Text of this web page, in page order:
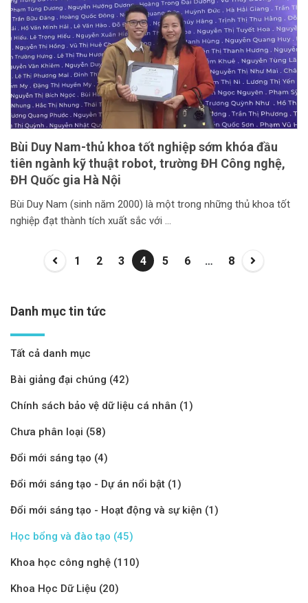
Bùi Duy Nam-thủ khoa tốt nghiệp sớm khóa đầu
tiên ngành kỹ thuật robot, trường ĐH Công nghệ,
ĐH Quốc gia Hà Nội
Bùi Duy Nam (sinh năm 2000) là một trong những thủ khoa tốt
nghiệp đạt thành tích xuất sắc với
1 2 3 4 5 6 … 8
Danh mục tin tức
Tất cả danh mục
Bài giảng đại chúng (42)
Chính sách bảo vệ dữ liệu cá nhân (1)
Chưa phân loại (58)
Đổi mới sáng tạo (4)
Đổi mới sáng tạo - Dự án nổi bật (1)
Đổi mới sáng tạo - Hoạt động và sự kiện (1)
Học bổng và đào tạo (45)
Khoa học công nghệ (110)
Khoa Học Dữ Liệu (20)